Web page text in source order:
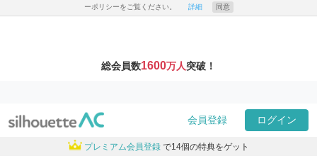
ーポリシーをご覧ください。 詳細 同意
総会員数1600万人突破！
会員登録 ログイン
プレミアム会員登録 で14個の特典をゲット